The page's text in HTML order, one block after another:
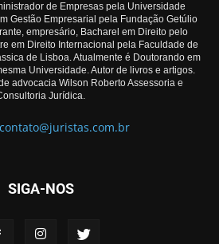
de Empresas pela Universidade
Gestão Empresarial pela Fundação Getúlio
empresário, Bacharel em Direito pelo
em Direito Internacional pela Faculdade de
de Lisboa. Atualmente é Doutorando em
Universidade. Autor de livros e artigos.
advocacia Wilson Roberto Assessoria e
Jurídica.
contato@juristas.com.br
SIGA-NOS